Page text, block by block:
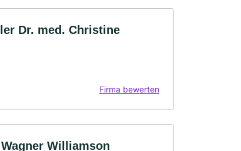
Dr. med. Christine
Firma bewerten
Williamson